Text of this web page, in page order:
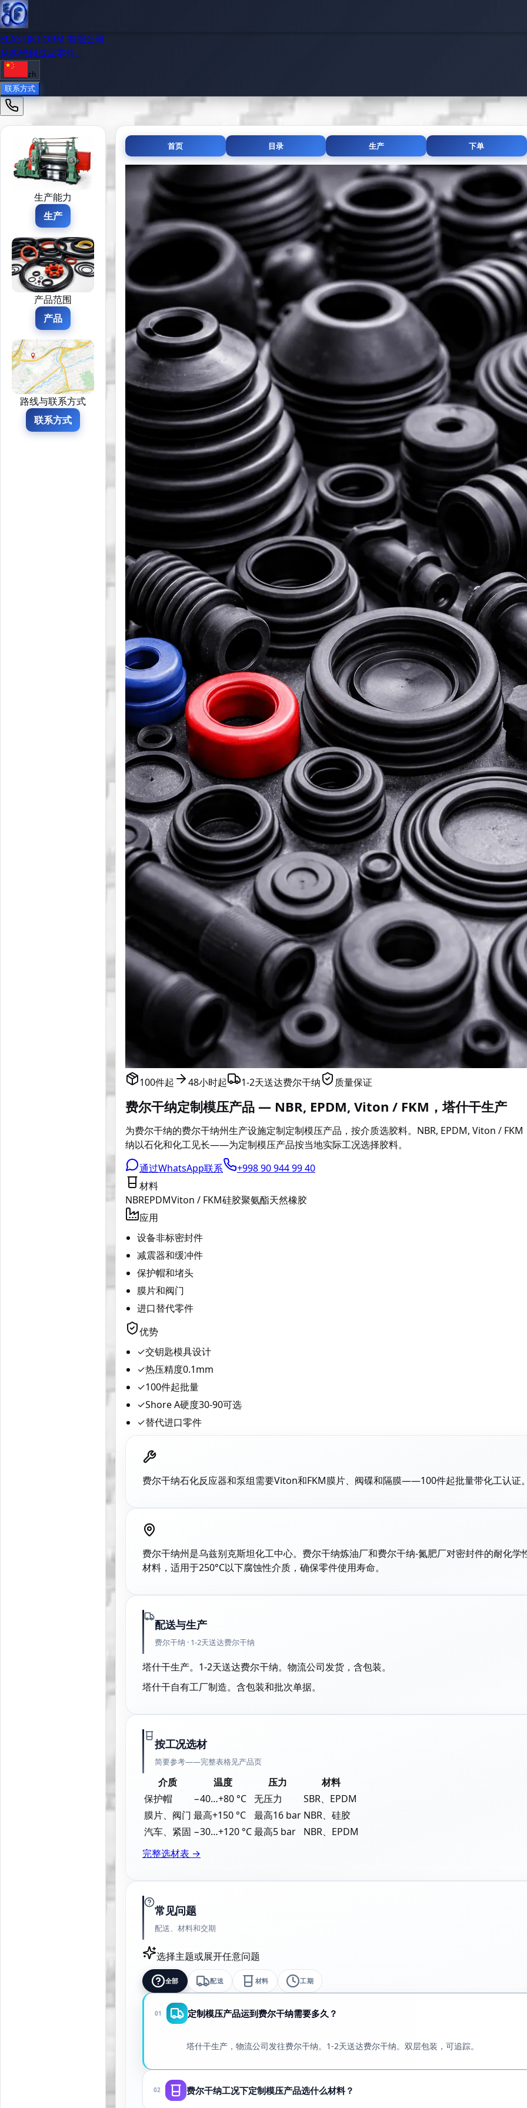
ELASTIK FORM 有限公司
从构想到成品零件。
zh
联系方式
生产能力
生产
产品范围
产品
路线与联系方式
联系方式
首页 目录 生产 下单
100件起 48小时起 1-2天送达费尔干纳 质量保证
费尔干纳定制模压产品 — NBR, EPDM, Viton / FKM，塔什干生产
为费尔干纳的费尔干纳州生产设施定制定制模压产品，按介质选胶料。NBR, EPDM, Viton /
纳以石化和化工见长——为定制模压产品按当地实际工况选择胶料。
通过WhatsApp联系
+998 90 944 99 40
材料
NBREPDMViton / FKM硅胶聚氨酯天然橡胶
应用
设备非标密封件
减震器和缓冲件
保护帽和堵头
膜片和阀门
进口替代零件
优势
✓交钥匙模具设计
✓热压精度0.1mm
✓100件起批量
✓Shore A硬度30-90可选
✓替代进口零件
费尔干纳石化反应器和泵组需要Viton和FKM膜片、阀碟和隔膜——100件起批量带化工认证
费尔干纳州是乌兹别克斯坦化工中心。费尔干纳炼油厂和费尔干纳-氮肥厂对密封件的耐化
材料，适用于250°C以下腐蚀性介质，确保零件使用寿命。
配送与生产
费尔干纳 · 1-2天送达费尔干纳
塔什干生产。1-2天送达费尔干纳。物流公司发货，含包装。
塔什干自有工厂制造。含包装和批次单据。
按工况选材
简要参考——完整表格见产品页
介质 温度 压力
材料
保护帽
−40…+80 °C 无压力
SBR、EPDM
膜片、阀门 最高+150 °C 最高16 bar NBR、硅胶
汽车、紧固 −30…+120 °C最高5 bar
NBR、EPDM
完整选材表 →
常见问题
配送、材料和交期
选择主题或展开任意问题
全部 配送 材料 工期
01 定制模压产品运到费尔干纳需要多久？
塔什干生产，物流公司发往费尔干纳。1-2天送达费尔干纳。双层包装，可追踪。
02 费尔干纳工况下定制模压产品选什么材料？